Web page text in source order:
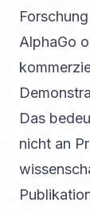
AlphaGo
Das
nicht an